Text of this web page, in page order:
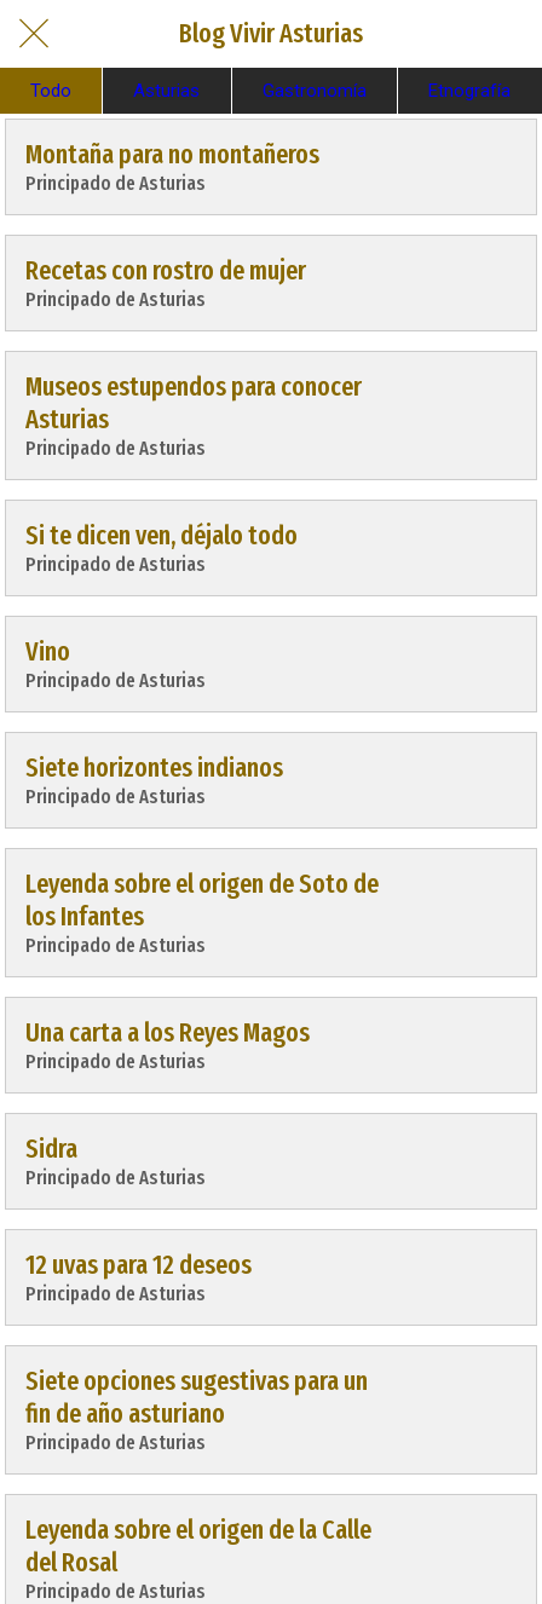
Blog Vivir Asturias
Todo Asturias Gastronomía Etnografía
Montaña para no montañeros
Principado de Asturias
Recetas con rostro de mujer
Principado de Asturias
Museos estupendos para conocer
Asturias
Principado de Asturias
Si te dicen ven, déjalo todo
Principado de Asturias
Vino
Principado de Asturias
Siete horizontes indianos
Principado de Asturias
Leyenda sobre el origen de Soto de
los Infantes
Principado de Asturias
Una carta a los Reyes Magos
Principado de Asturias
Sidra
Principado de Asturias
12 uvas para 12 deseos
Principado de Asturias
Siete opciones sugestivas para un
fin de año asturiano
Principado de Asturias
Leyenda sobre el origen de la Calle
del Rosal
Principado de Asturias